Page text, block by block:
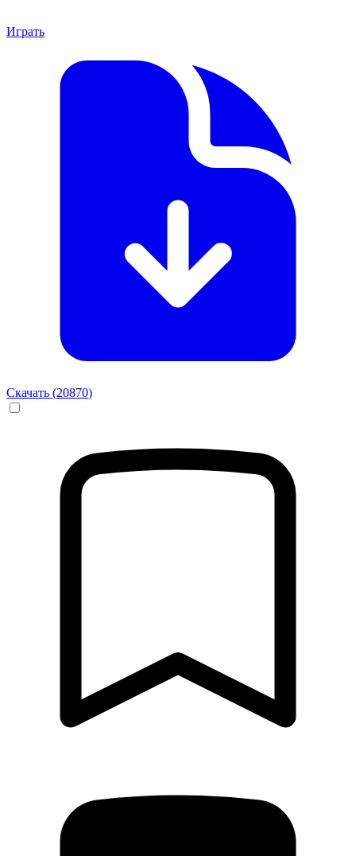
Играть
Скачать (20870)